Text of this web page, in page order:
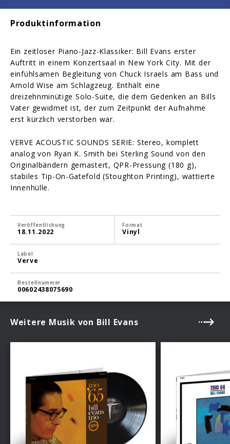
Produktinformation
Ein zeitloser Piano-Jazz-Klassiker: Bill Evans erster
Auftritt in einem Konzertsaal in New York City. Mit der
einfühlsamen Begleitung von Chuck Israels am Bass und
Arnold Wise am Schlagzeug. Enthält eine
dreizehnminütige Solo-Suite, die dem Gedenken an Bills
Vater gewidmet ist, der zum Zeitpunkt der Aufnahme
erst kürzlich verstorben war.
VERVE ACOUSTIC SOUNDS SERIE: Stereo, komplett
analog von Ryan K. Smith bei Sterling Sound von den
Originalbändern gemastert, QPR-Pressung (180 g),
stabiles Tip-On-Gatefold (Stoughton Printing), wattierte
Innenhülle.
Veröffentlichung
18.11.2022
Format
Vinyl
Label
Verve
Bestellnummer
00602438075690
Weitere Musik von Bill Evans